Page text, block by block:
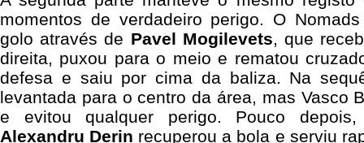
momentos de verdadeiro perigo. O
golo através de Pavel Mogilevets, que
direita, puxou para o meio e rematou
defesa e saiu por cima da baliza. Na
levantada para o centro da área, mas Vasco
e evitou qualquer perigo.
Pouco
Alexandru Derin recuperou a bola e serviu